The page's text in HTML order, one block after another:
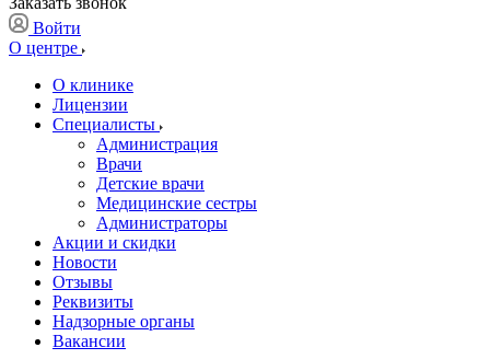
Войти
О центре
О клинике
Лицензии
Специалисты
Администрация
Врачи
Детские врачи
Медицинские сестры
Администраторы
Акции и скидки
Новости
Отзывы
Реквизиты
Надзорные органы
Вакансии